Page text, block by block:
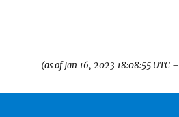
(as of Jan 16, 2023 18:08:55 UTC –